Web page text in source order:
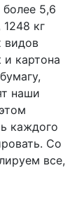
более 5,6
кг
видов
и картона
наши
каждого
Со
все,